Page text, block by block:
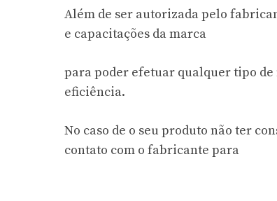
Além de ser autorizada pelo
e capacitações da marca
para poder efetuar qualquer tipo de
eficiência.
No caso de o seu produto não ter
contato com o fabricante para